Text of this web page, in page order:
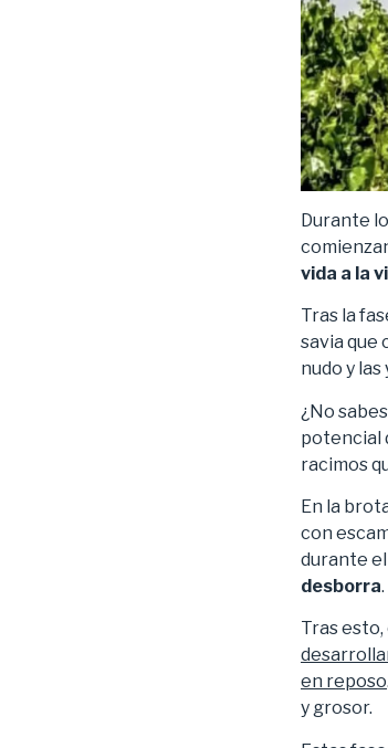
Durante
vida a la
Tras la
savia que
nudo y
¿No
potencial
racimos
En la
con
durante
desborra.
Tras
en reposo
y grosor.